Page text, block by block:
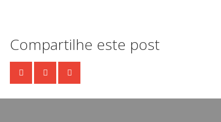
Compartilhe este post